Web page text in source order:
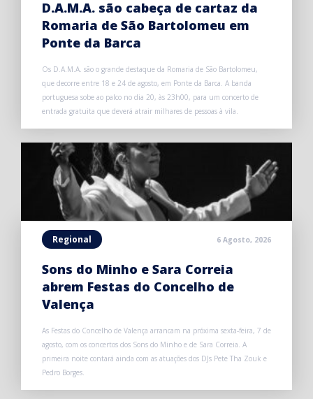
D.A.M.A. são cabeça de cartaz da
Romaria de São Bartolomeu em
Ponte da Barca
Os D.A.M.A. são o grande destaque da Romaria de São Bartolomeu,
que decorre entre 18 e 24 de agosto, em Ponte da Barca. A banda
portuguesa sobe ao palco no dia 20, às 23h00, para um concerto de
entrada gratuita que deverá atrair milhares de pessoas à vila.
Regional 6 Agosto, 2026
Sons do Minho e Sara Correia
abrem Festas do Concelho de
Valença
As Festas do Concelho de Valença arrancam na próxima sexta-feira, 7 de
agosto, com os concertos dos Sons do Minho e de Sara Correia. A
primeira noite contará ainda com as atuações dos DJs Pete Tha Zouk e
Pedro Borges.